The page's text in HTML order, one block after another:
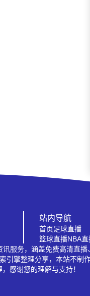
站内导航
首页足球直播
篮球直播NBA直
服务，涵盖免费高清直
擎整理分享，本站不制
感谢您的理解与支持！